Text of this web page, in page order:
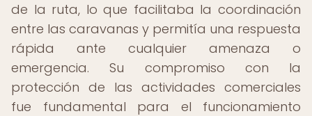
de la ruta, lo que facilitaba la coordinación
entre las caravanas y permitía una respuesta
rápida ante cualquier amenaza o
emergencia. Su compromiso con la
protección de las actividades comerciales
fue fundamental para el funcionamiento